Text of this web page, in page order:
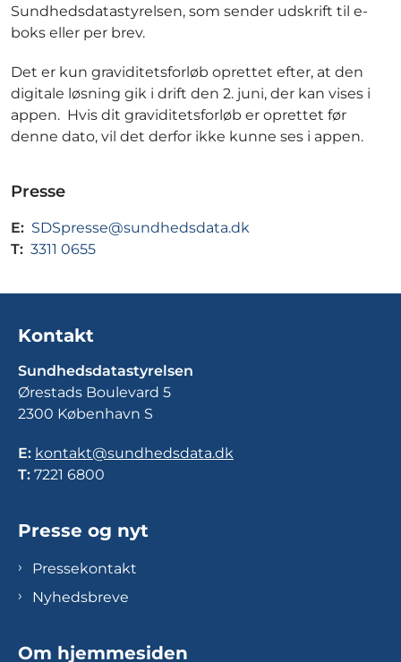
Sundhedsdatastyrelsen, som sender udskrift til e-
boks eller per brev.
Det er kun graviditetsforløb oprettet efter, at den
digitale løsning gik i drift den 2. juni, der kan vises i
appen. Hvis dit graviditetsforløb er oprettet før
denne dato, vil det derfor ikke kunne ses i appen.
Presse
E: SDSpresse@sundhedsdata.dk
T: 3311 0655
Kontakt
Sundhedsdatastyrelsen
Ørestads Boulevard 5
2300 København S
E: kontakt@sundhedsdata.dk
T: 7221 6800
Presse og nyt
Pressekontakt
Nyhedsbreve
Om hjemmesiden